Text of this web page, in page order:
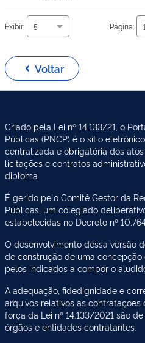
Exibir: 5 Página: 1
Voltar
Criado pela Lei nº 14.133/21, o
Públicas (PNCP) é o sítio
centralizada e obrigatória dos
licitações e contratos
diploma.
É gerido pelo Comitê Gestor da
Públicas, um colegiado
estabelecidas no Decreto nº
O desenvolvimento dessa versão
de construção de uma
pelos indicados a compor o
A adequação, fidedignidade e
arquivos relativos às
força da Lei nº 14.133/2021 são
órgãos e entidades contratantes.